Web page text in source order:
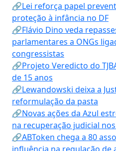
🔗Lei reforça papel
proteção à infância no DF
🔗Flávio Dino veda
parlamentares a ONGs
congressistas
🔗Projeto Veredicto do
de 15 anos
🔗Lewandowski deixa a
reformulação da pasta
🔗Novas ações da Azul
na recuperação judicial nos
🔗ABToken chega a 80